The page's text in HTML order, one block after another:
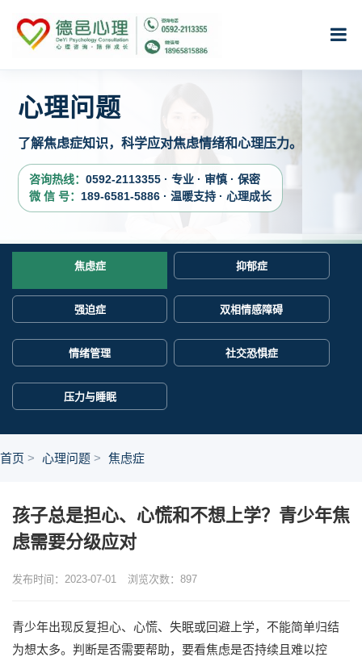
心理问题
了解焦虑症知识，科学应对焦虑情绪和心理压力。
咨询热线： 0592-2113355 · 专业 · 审慎 · 保密
微 信 号： 189-6581-5886 · 温暖支持 · 心理成长
焦虑症 抑郁症
强迫症 双相情感障碍
情绪管理 社交恐惧症
压力与睡眠
首页 心理问题 焦虑症
孩子总是担心、心慌和不想上学？青少年焦
虑需要分级应对
发布时间：2023-07-01 浏览次数： 897
青少年出现反复担心、心慌、失眠或回避上学，不能简单归结
为想太多。判断是否需要帮助，要看焦虑是否持续且难以控